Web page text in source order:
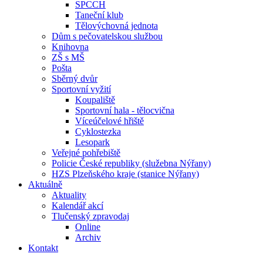
SPCCH
Taneční klub
Tělovýchovná jednota
Dům s pečovatelskou službou
Knihovna
ZŠ s MŠ
Pošta
Sběrný dvůr
Sportovní vyžití
Koupaliště
Sportovní hala - tělocvična
Víceúčelové hřiště
Cyklostezka
Lesopark
Veřejné pohřebiště
Policie České republiky (služebna Nýřany)
HZS Plzeňského kraje (stanice Nýřany)
Aktuálně
Aktuality
Kalendář akcí
Tlučenský zpravodaj
Online
Archiv
Kontakt